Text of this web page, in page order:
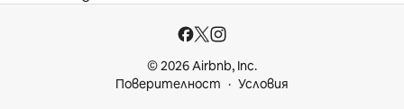
© 2026 Airbnb, Inc.
Поверителност
Условия